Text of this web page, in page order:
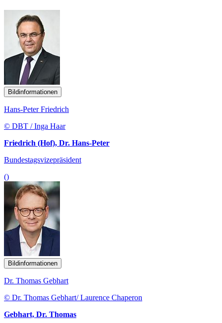
Bildinformationen
Hans-Peter Friedrich
© DBT / Inga Haar
Friedrich (Hof), Dr. Hans-Peter
Bundestagsvizepräsident
()
Bildinformationen
Dr. Thomas Gebhart
© Dr. Thomas Gebhart/ Laurence Chaperon
Gebhart, Dr. Thomas